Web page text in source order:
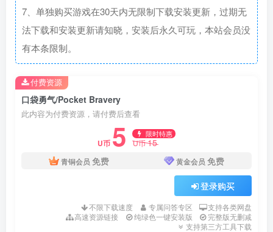
7、单独购买游戏在30天内无限制下载安装更新，过期无
法下载和安装更新请知晓，安装后永久可玩，本站会员没
有本条限制。
口袋勇气/Pocket Bravery
此内容为付费资源，请付费后查看
U币 5 限时特惠
U币15
青铜会员 免费 黄金会员 免费
登录购买
不限下载速度 专属问答专区
支持各类网盘
高速资源链接
纯绿色一键安装版
完整版无删减
支持第三方工具下载
付费资源